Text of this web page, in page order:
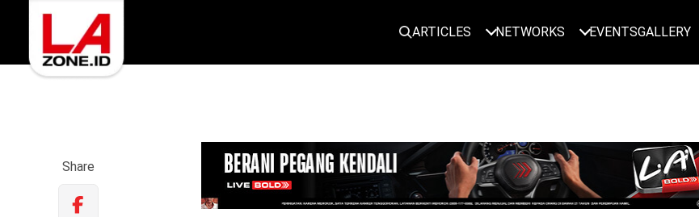
ARTICLES NETWORKS EVENTSGALLERY
LOGIN
Share